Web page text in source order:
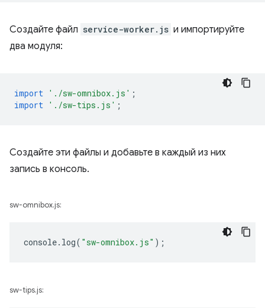
Создайте файл service-worker.js и импортируйте
два модуля:
import './sw-omnibox.js' ;
import
'./sw-tips.js' ;
Создайте эти файлы и добавьте в каждый из них
запись в консоль.
sw-omnibox.js:
console. log( "sw-omnibox.js" );
sw-tips.js: